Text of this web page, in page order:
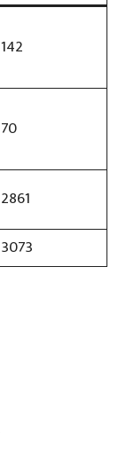
142
70
2861
3073